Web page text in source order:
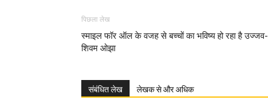
पिछला लेख
स्माइल फॉर ऑल के वजह से बच्चों का भविष्य हो रहा है उज्जव-
शिवम ओझा
संबंधित लेख लेखक से और अधिक